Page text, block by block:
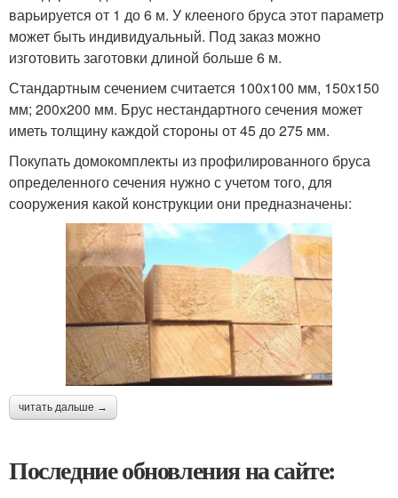
варьируется от 1 до 6 м. У клееного бруса этот параметр
может быть индивидуальный. Под заказ можно
изготовить заготовки длиной больше 6 м.
Стандартным сечением считается 100х100 мм, 150х150
мм; 200х200 мм. Брус нестандартного сечения может
иметь толщину каждой стороны от 45 до 275 мм.
Покупать домокомплекты из профилированного бруса
определенного сечения нужно с учетом того, для
сооружения какой конструкции они предназначены:
читать дальше →
Последние обновления на сайте: